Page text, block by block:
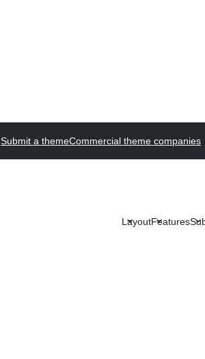
Submit a themeCommercial theme companies
LayoutFeatures